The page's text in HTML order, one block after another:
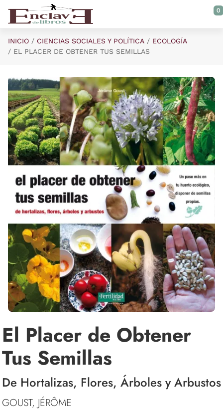
Saltar al contenido principal
0
INICIO CIENCIAS SOCIALES Y POLÍTICA
ECOLOGÍA
EL PLACER DE OBTENER TUS SEMILLAS
El Placer de Obtener
Tus Semillas
De Hortalizas, Flores, Árboles y Arbustos
GOUST, JÉRÔME